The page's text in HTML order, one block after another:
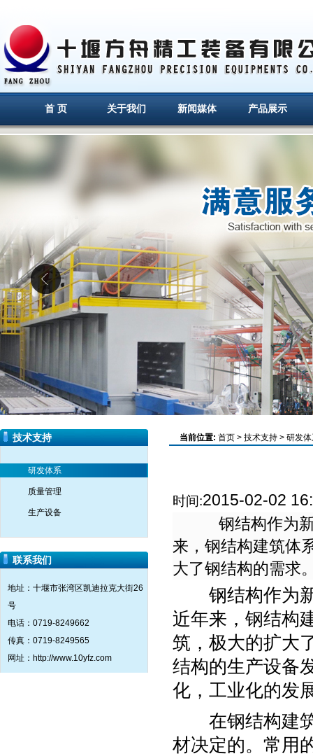
首 页 关于我们 新闻媒体 产品展示
技术支持
研发体系
质量管理
生产设备
联系我们
地址：十堰市张湾区凯迪拉克大街26
号
电话：0719-8249662
传真：0719-8249565
网址：http://www.10yfz.com
当前位置: 首页 > 技术支持 > 研发
时间:2015-02-02
钢结构作为新
来，钢结构建筑体
大了钢结构的需求
钢结构作为新
近年来，钢结构
筑，极大的扩大
结构的生产设备
化，工业化的发
在钢结构建筑
材决定的。常用